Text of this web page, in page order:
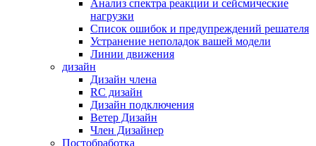
Анализ спектра реакции и сейсмические
нагрузки
Список ошибок и предупреждений решателя
Устранение неполадок вашей модели
Линии движения
дизайн
Дизайн члена
RC дизайн
Дизайн подключения
Ветер Дизайн
Член Дизайнер
Постобработка